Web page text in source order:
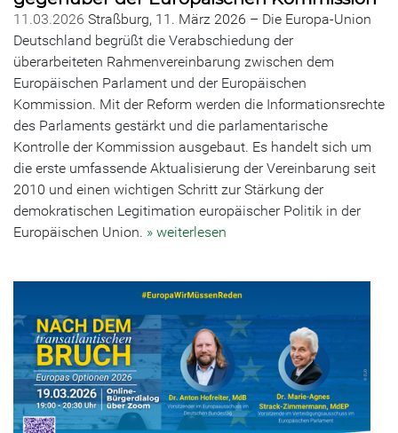
11.03.2026 Straßburg, 11. März 2026 – Die Europa-Union
Deutschland begrüßt die Verabschiedung der
überarbeiteten Rahmenvereinbarung zwischen dem
Europäischen Parlament und der Europäischen
Kommission. Mit der Reform werden die Informationsrechte
des Parlaments gestärkt und die parlamentarische
Kontrolle der Kommission ausgebaut. Es handelt sich um
die erste umfassende Aktualisierung der Vereinbarung seit
2010 und einen wichtigen Schritt zur Stärkung der
demokratischen Legitimation europäischer Politik in der
Europäischen Union. » weiterlesen